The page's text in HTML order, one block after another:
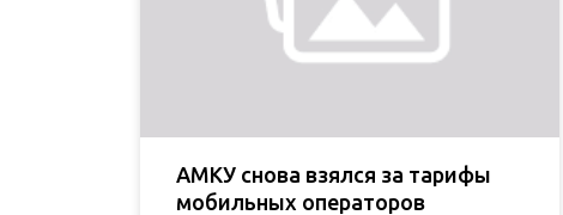
АМКУ снова взялся за тарифы
мобильных операторов